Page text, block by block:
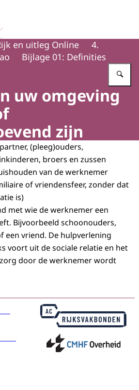
CAO Rijk
en uitleg Online
4.
Bijlage 01: Definities
uw omgeving
zijn
(pleeg)ouders,
broers en zussen
van de werknemer
of vriendensfeer, zonder dat
is)
met wie de werknemer een
Bijvoorbeeld schoonouders,
een vriend. De hulpverlening
voort uit de sociale relatie en het
door de werknemer wordt